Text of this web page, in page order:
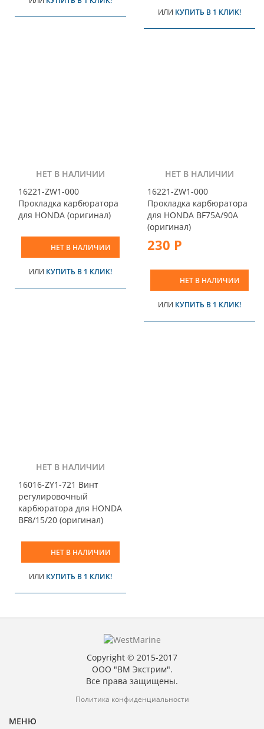
ИЛИ КУПИТЬ В 1 КЛИК!
НЕТ В НАЛИЧИИ
16221-ZW1-000
Прокладка карбюратора
для HONDA (оригинал)
НЕТ В НАЛИЧИИ
ИЛИ КУПИТЬ В 1 КЛИК!
НЕТ В НАЛИЧИИ
16221-ZW1-000
Прокладка карбюратора
для HONDA BF75A/90A
(оригинал)
230 Р
НЕТ В НАЛИЧИИ
ИЛИ КУПИТЬ В 1 КЛИК!
НЕТ В НАЛИЧИИ
16016-ZY1-721 Винт
регулировочный
карбюратора для HONDA
BF8/15/20 (оригинал)
НЕТ В НАЛИЧИИ
ИЛИ КУПИТЬ В 1 КЛИК!
Copyright © 2015-2017
ООО "ВМ Экстрим".
Все права защищены.
Политика конфиденциальности
МЕНЮ